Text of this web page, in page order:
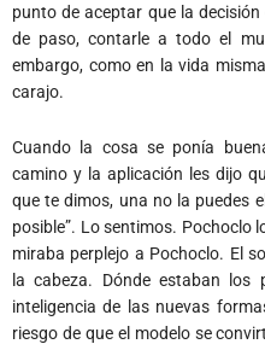
punto de aceptar que la
de paso, contarle a todo el
embargo, como en la vida
carajo.
Cuando la cosa se ponía
camino y la aplicación les dijo
que te dimos, una no la puedes
posible”. Lo sentimos. Pochoclo
miraba perplejo a Pochoclo. El
la cabeza. Dónde estaban los
inteligencia de las nuevas
riesgo de que el modelo se